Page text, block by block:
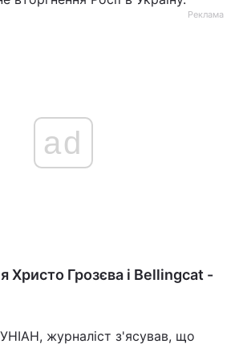
Реклама
ad
Христо Грозєва і Bellingcat -
журналіст з'ясував, що